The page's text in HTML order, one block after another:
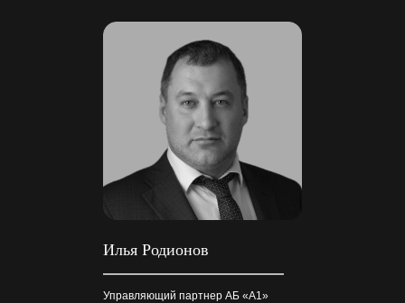
Илья Родионов
Управляющий партнер АБ «А1»